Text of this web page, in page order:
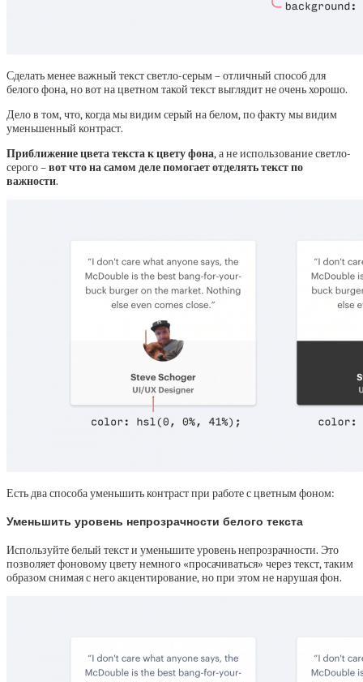
Сделать менее важный текст светло-серым – отличный способ для
белого фона, но вот на цветном такой текст выглядит не очень хорошо.
Дело в том, что, когда мы видим серый на белом, по факту мы видим
уменьшенный контраст.
Приближение цвета текста к цвету фона, а не использование светло-
серого –вот что на самом деле помогает отделять текст по
важности.
Есть два способа уменьшить контраст при работе с цветным фоном:
Уменьшить уровень непрозрачности белого текста
Используйте белый текст и уменьшите уровень непрозрачности. Это
позволяет фоновому цвету немного «просачиваться» через текст, таким
образом снимая с него акцентирование, но при этом не нарушая фон.